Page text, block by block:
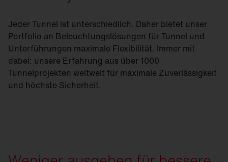
Jeder Tunnel ist unterschiedlich. Daher bietet unser
Portfolio an Beleuchtungslösungen für Tunnel und
Unterführungen maximale Flexibilität. Immer mit
dabei: unsere Erfahrung aus über 1000
Tunnelprojekten weltweit für maximale Zuverlässigkeit
und höchste Sicherheit.